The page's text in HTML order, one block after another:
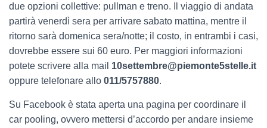
due opzioni collettive: pullman e treno. Il viaggio di andata
partirà venerdì sera per arrivare sabato mattina, mentre il
ritorno sarà domenica sera/notte; il costo, in entrambi i casi,
dovrebbe essere sui 60 euro. Per maggiori informazioni
potete scrivere alla mail 10settembre@piemonte5stelle.it
oppure telefonare allo 011/5757880.
Su Facebook è stata aperta una pagina per coordinare il
car pooling, ovvero mettersi d’accordo per andare insieme